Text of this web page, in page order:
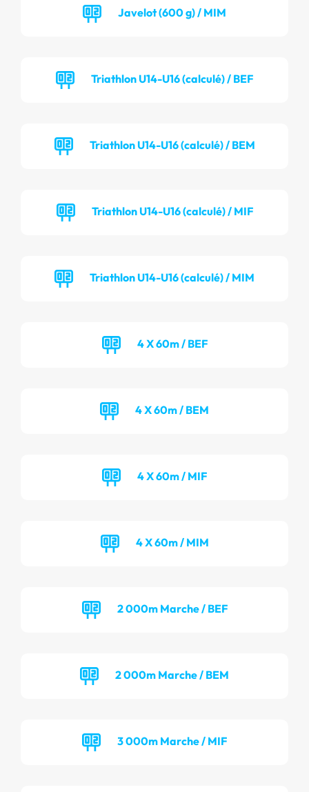
Javelot (600 g) / MIM
Triathlon U14-U16 (calculé) / BEF
Triathlon U14-U16 (calculé) / BEM
Triathlon U14-U16 (calculé) / MIF
Triathlon U14-U16 (calculé) / MIM
4 X 60m / BEF
4 X 60m / BEM
4 X 60m / MIF
4 X 60m / MIM
2 000m Marche / BEF
2 000m Marche / BEM
3 000m Marche / MIF